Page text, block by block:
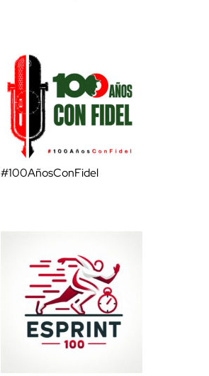
#100AñosConFidel